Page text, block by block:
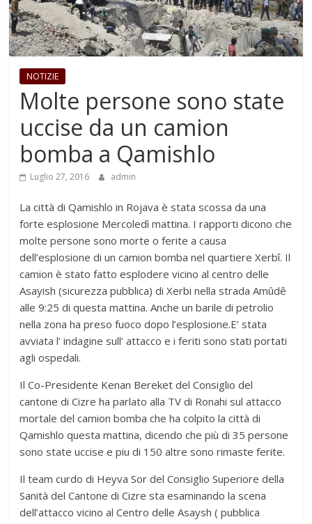
NOTIZIE
Molte persone sono state
uccise da un camion
bomba a Qamishlo
Luglio 27, 2016 admin
La città di Qamishlo in Rojava è stata scossa da una
forte esplosione Mercoledì mattina. I rapporti dicono che
molte persone sono morte o ferite a causa
dell’esplosione di un camion bomba nel quartiere Xerbî. Il
camion è stato fatto esplodere vicino al centro delle
Asayish (sicurezza pubblica) di Xerbi nella strada Amûdê
alle 9:25 di questa mattina. Anche un barile di petrolio
nella zona ha preso fuoco dopo l’esplosione.E’ stata
avviata l’ indagine sull’ attacco e i feriti sono stati portati
agli ospedali.
Il Co-Presidente Kenan Bereket del Consiglio del
cantone di Cizre ha parlato alla TV di Ronahi sul attacco
mortale del camion bomba che ha colpito la città di
Qamishlo questa mattina, dicendo che più di 35 persone
sono state uccise e piu di 150 altre sono rimaste ferite.
Il team curdo di Heyva Sor del Consiglio Superiore della
Sanità del Cantone di Cizre sta esaminando la scena
dell’attacco vicino al Centro delle Asaysh ( pubblica